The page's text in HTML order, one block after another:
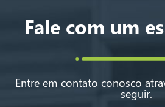
Fale com um
Entre em contato conosco
seguir.